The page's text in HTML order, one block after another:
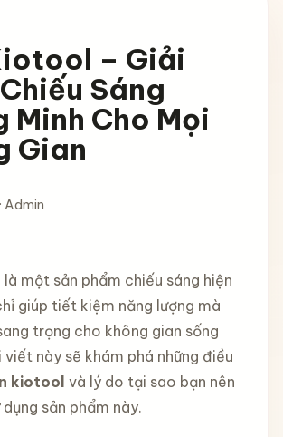
– Giải
Sáng
Minh Cho Mọi
Gian
Admin
một sản phẩm chiếu sáng hiện
giúp tiết kiệm năng lượng mà
trọng cho không gian sống
viết này sẽ khám phá những điều
kiotool và lý do tại sao bạn nên
sản phẩm này.